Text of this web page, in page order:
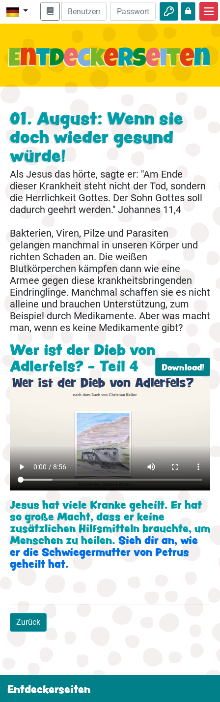
Bibel entdecken
Natur
Abenteuer
01. August: Wenn sie
doch wieder gesund
würde!
Als Jesus das hörte, sagte er: "Am Ende
dieser Krankheit steht nicht der Tod, sondern
die Herrlichkeit Gottes. Der Sohn Gottes soll
dadurch geehrt werden." Johannes 11,4
Bakterien, Viren, Pilze und Parasiten
gelangen manchmal in unseren Körper und
richten Schaden an. Die weißen
Blutkörperchen kämpfen dann wie eine
Armee gegen diese krankheitsbringenden
Eindringlinge. Manchmal schaffen sie es nicht
alleine und brauchen Unterstützung, zum
Beispiel durch Medikamente. Aber was macht
man, wenn es keine Medikamente gibt?
Wer ist der Dieb von
Adlerfels? - Teil 4 Download!
Jesus hat viele Kranke geheilt. Er hat
so große Macht, dass er keine
zusätzlichen Hilfsmitteln brauchte, um
Menschen zu heilen. Sieh dir an, wie
er die Schwiegermutter von Petrus
geheilt hat.
Zurück
Entdeckerseiten